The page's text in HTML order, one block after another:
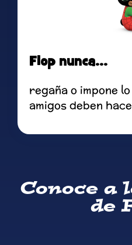
Flop nunca...
regaña o impone
amigos deben
Conoce a
de